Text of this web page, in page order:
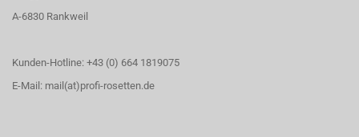
A-6830 Rankweil
Kunden-Hotline: +43 (0) 664 1819075
E-Mail: mail(at)profi-rosetten.de